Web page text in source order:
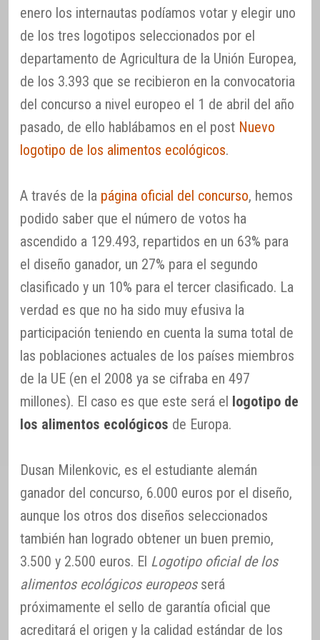
enero los internautas podíamos votar y elegir uno
de los tres logotipos seleccionados por el
departamento de Agricultura de la Unión Europea,
de los 3.393 que se recibieron en la convocatoria
del concurso a nivel europeo el 1 de abril del año
pasado, de ello hablábamos en el post Nuevo
logotipo de los alimentos ecológicos.
A través de la página oficial del concurso, hemos
podido saber que el número de votos ha
ascendido a 129.493, repartidos en un 63% para
el diseño ganador, un 27% para el segundo
clasificado y un 10% para el tercer clasificado. La
verdad es que no ha sido muy efusiva la
participación teniendo en cuenta la suma total de
las poblaciones actuales de los países miembros
de la UE (en el 2008 ya se cifraba en 497
millones). El caso es que este será el logotipo de
los alimentos ecológicos de Europa.
Dusan Milenkovic, es el estudiante alemán
ganador del concurso, 6.000 euros por el diseño,
aunque los otros dos diseños seleccionados
también han logrado obtener un buen premio,
3.500 y 2.500 euros. El Logotipo oficial de los
alimentos ecológicos europeosserá
próximamente el sello de garantía oficial que
acreditará el origen y la calidad estándar de los